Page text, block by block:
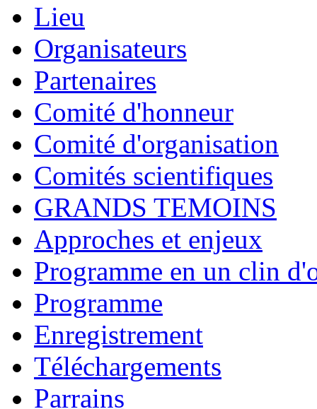
Lieu
Organisateurs
Partenaires
Comité d'honneur
Comité d'organisation
Comités scientifiques
GRANDS TEMOINS
Approches et enjeux
Programme en un clin
Programme
Enregistrement
Téléchargements
Parrains